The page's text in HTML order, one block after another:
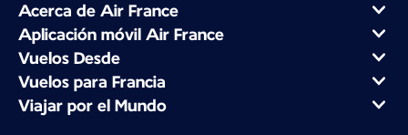
Acerca de Air France
Aplicación móvil Air France
Vuelos Desde
Vuelos para Francia
Viajar por el Mundo